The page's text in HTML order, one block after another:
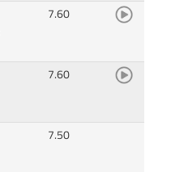
7.60
7.60
7.50